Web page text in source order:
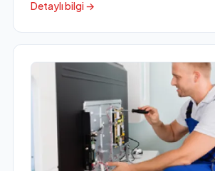
Detaylı bilgi →